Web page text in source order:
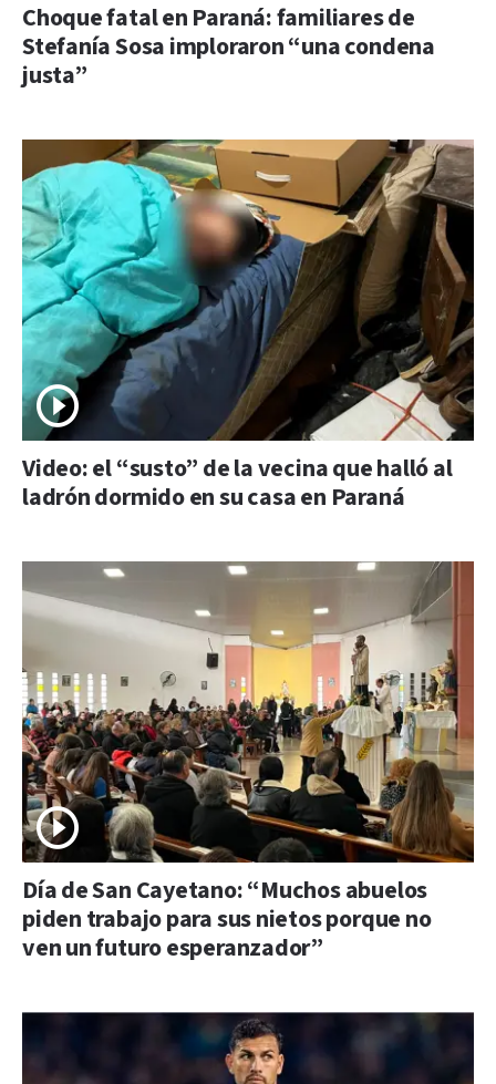
Choque fatal en Paraná: familiares de
Stefanía Sosa imploraron “una condena
justa”
Video: el “susto” de la vecina que halló al
ladrón dormido en su casa en Paraná
Día de San Cayetano: “Muchos abuelos
piden trabajo para sus nietos porque no
ven un futuro esperanzador”